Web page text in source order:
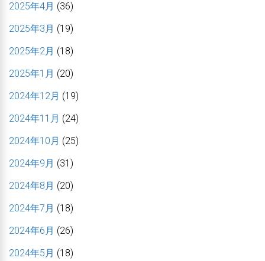
2025年4月 (36)
2025年3月 (19)
2025年2月 (18)
2025年1月 (20)
2024年12月 (19)
2024年11月 (24)
2024年10月 (25)
2024年9月 (31)
2024年8月 (20)
2024年7月 (18)
2024年6月 (26)
2024年5月 (18)